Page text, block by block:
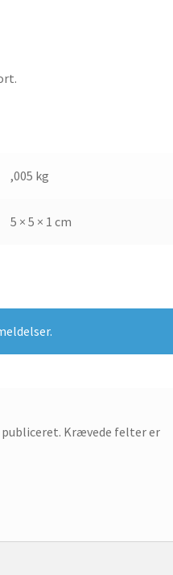
,005 kg
5 × 5 × 1 cm
Krævede felter er